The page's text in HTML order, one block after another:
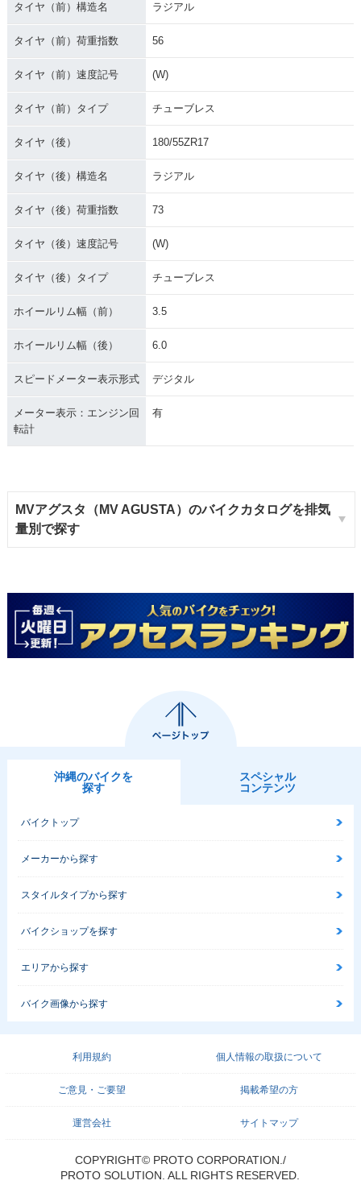
タイヤ（前）構造名 ラジアル
タイヤ（前）荷重指数 56
タイヤ（前）速度記号 (W)
タイヤ（前）タイプ チューブレス
タイヤ（後） 180/55ZR17
タイヤ（後）構造名 ラジアル
タイヤ（後）荷重指数 73
タイヤ（後）速度記号 (W)
タイヤ（後）タイプ チューブレス
ホイールリム幅（前） 3.5
ホイールリム幅（後） 6.0
スピードメーター表示形式 デジタル
メーター表示：エンジン回
転計
有
MVアグスタ（MV AGUSTA）のバイクカタログを排気
量別で探す
沖縄のバイクを
探す
スペシャル
コンテンツ
バイクトップ
メーカーから探す
スタイルタイプから探す
バイクショップを探す
エリアから探す
バイク画像から探す
利用規約 個人情報の取扱について
ご意見・ご要望 掲載希望の方
運営会社 サイトマップ
COPYRIGHT© PROTO CORPORATION./
PROTO SOLUTION. ALL RIGHTS RESERVED.